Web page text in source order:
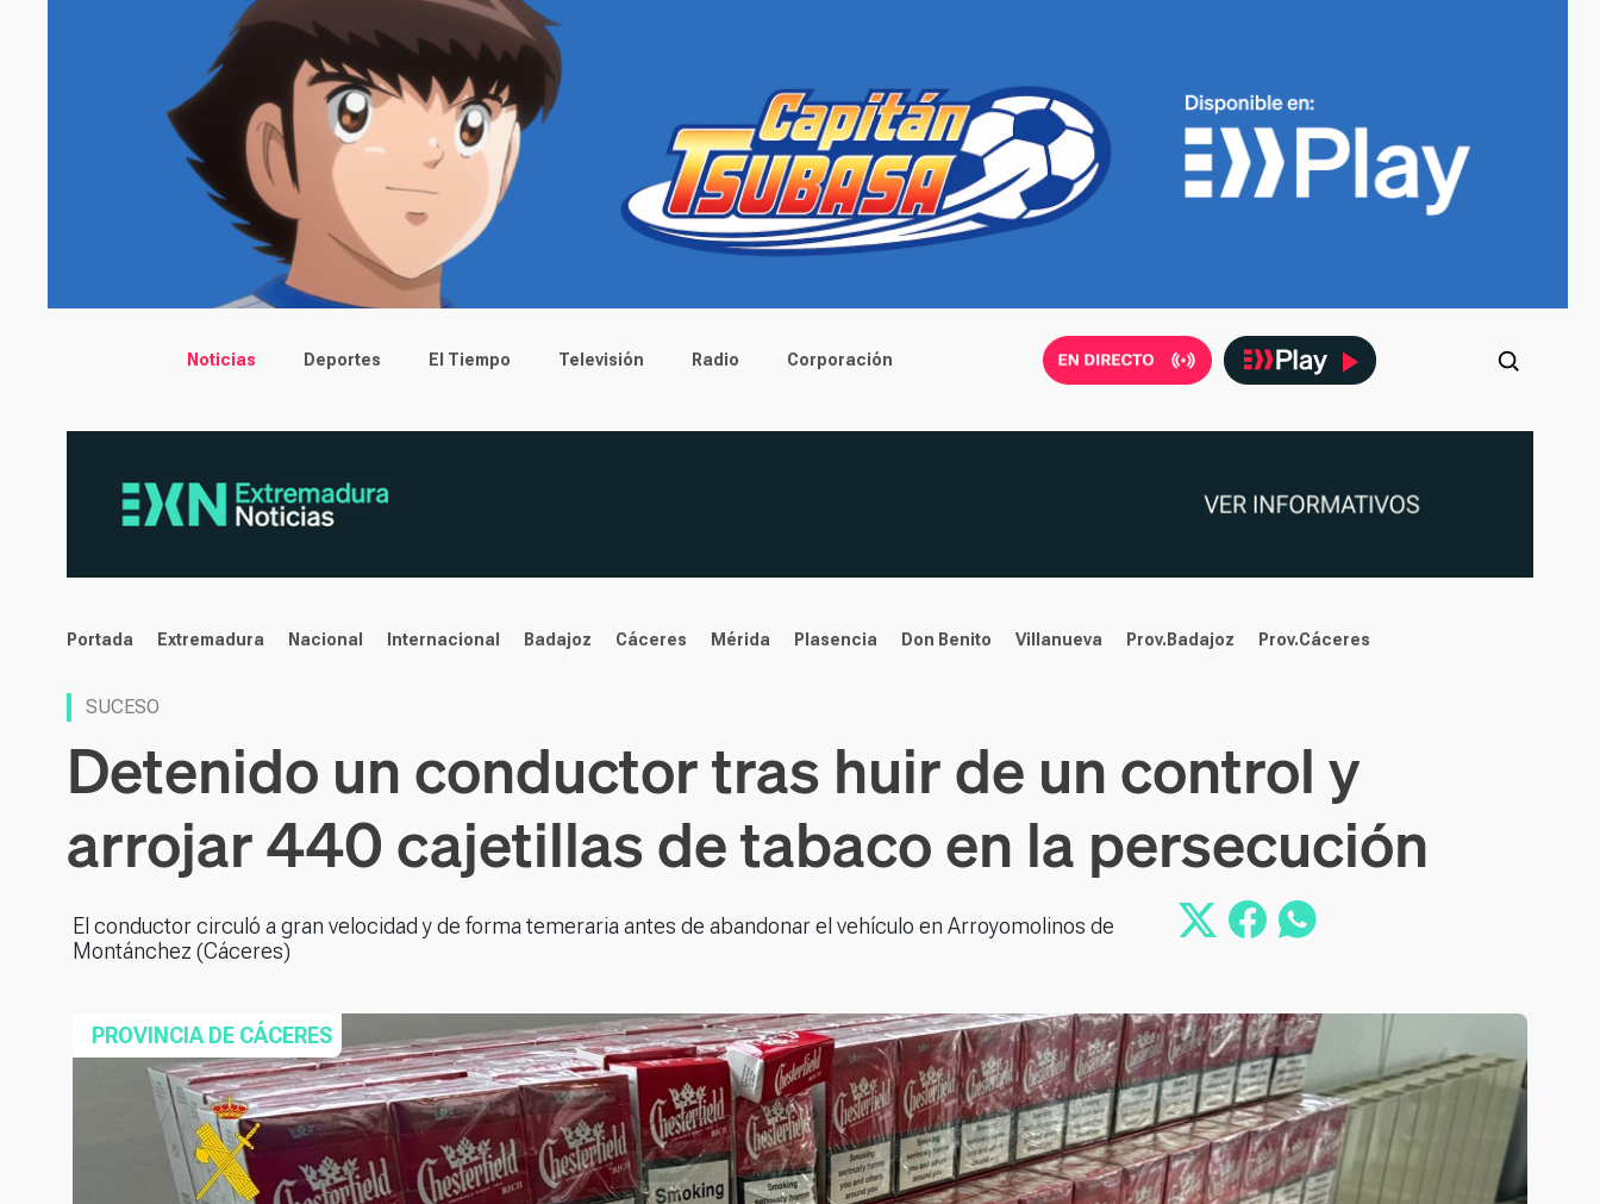
Main menu
Noticias Deportes El Tiempo Televisión Radio Corporación
noticias
Portada Extremadura Nacional Internacional Badajoz Cáceres Mérida Plasencia Don Benito Villanueva Prov.Badajoz Prov.Cáceres
SUCESO
Detenido un conductor tras huir de un control y
arrojar 440 cajetillas de tabaco en la persecución
El conductor circuló a gran velocidad y de forma temeraria antes de abandonar el vehículo en Arroyomolinos de
Montánchez (Cáceres)
PROVINCIA DE CÁCERES